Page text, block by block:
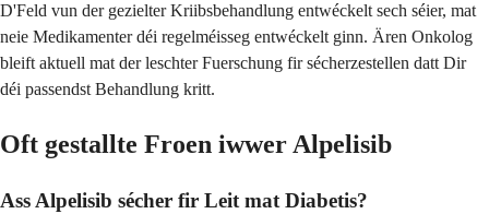
D'Feld vun der gezielter Kriibsbehandlung entwéckelt sech séier, mat
neie Medikamenter déi regelméisseg entwéckelt ginn. Ären Onkolog
bleift aktuell mat der leschter Fuerschung fir sécherzestellen datt Dir
déi passendst Behandlung kritt.
Oft gestallte Froen iwwer Alpelisib
Ass Alpelisib sécher fir Leit mat Diabetis?